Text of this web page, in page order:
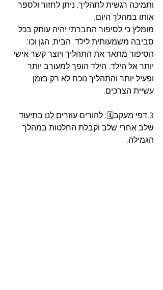
ותמיכה רגשית לתהליך, ניתן לחזור ולספר
אותו במהלך היום.
מומלץ כי לסיפור החברתי יהיה עותק בכל
סביבה משמעותית לילד. הבית, הגן וכו'.
הסיפור מתאר את התהליך ויוצר קשר אישי
יותר אל הילד. הילד הופך למעורב יותר
ופעיל יותר והתהליך נוכח לא רק בזמן
עשיית הצרכים.
3.דפי מעקב🗓: להורים עוזרים לנו בתיעוד
שלב אחרי שלב וקבלת החלטות במהלך
הגמילה.